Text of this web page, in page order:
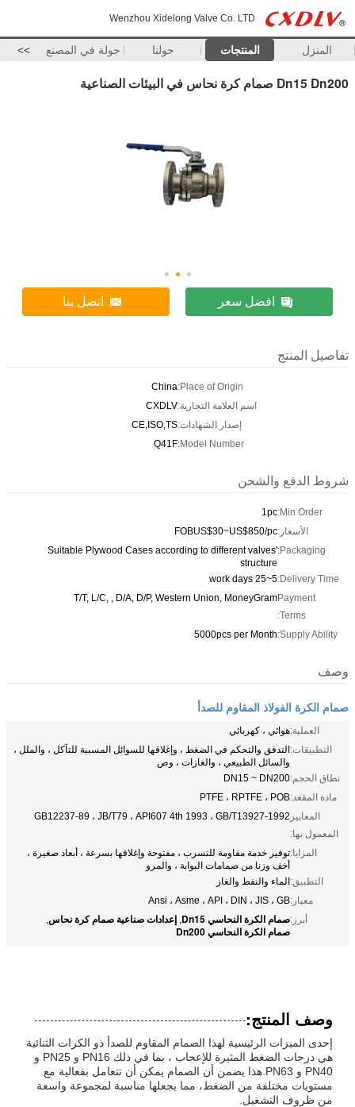
Wenzhou Xidelong Valve Co. LTD
المنزل المنتجات حولنا جولة في المصنع >>
Dn15 Dn200 صمام كرة نحاس في البيئات الصناعية
افضل سعر اتصل بنا
تفاصيل المنتج
Place of Origin:
China
اسم العلامة التجارية:CXDLV
إصدار الشهادات:CE,ISO,TS
Model Number:
Q41F
شروط الدفع والشحن
Min Order:
1pc
الأسعار:FOBUS$30~US$850/pc
Packaging:
Suitable Plywood Cases according to different valves'
structure
Delivery Time:
5~25 work days
Payment
Terms:
T/T, L/C, , D/A, D/P, Western Union, MoneyGram
Supply Ability:
5000pcs per Month
وصف
صمام الكرة الفولاذ المقاوم للصدأ
العملية:هوائي ، كهربائي
التطبيقات:التدفق والتحكم في الضغط ، وإغلاقها للسوائل المسببة للتآكل ، والملل ،
والسائل الطبيعي ، والغازات ، وص
نطاق الحجم:DN15 ~ DN200
مادة المقعد:PTFE ، RPTFE ، POB
المعايير
المعمول بها:
GB12237-89 ، JB/T79 ، API607 4th 1993 ، GB/T13927-1992
المزايا:توفير خدمة مقاومة للتسرب ، مفتوحة وإغلاقها بسرعة ، أبعاد صغيرة ،
أخف وزنا من صمامات البوابة ، والمرو
التطبيق:الماء والنفط والغاز
معيار:Ansi ، Asme ، API ، DIN ، JIS ، GB
أبرز:صمام الكرة النحاسي Dn15 , إعدادات صناعية صمام كرة نحاس,
صمام الكرة النحاسي Dn200
وصف المنتج:
إحدى الميزات الرئيسية لهذا الصمام المقاوم للصدأ ذو الكرات الثنائية
هي درجات الضغط المثيرة للإعجاب ، بما في ذلك PN16 و PN25 و
PN40 و PN63.هذا يضمن أن الصمام يمكن أن تتعامل بفعالية مع
مستويات مختلفة من الضغط، مما يجعلها مناسبة لمجموعة واسعة
من ظروف التشغيل.